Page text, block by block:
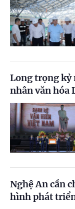
Long trọng kỷ
nhân văn hóa
Nghệ An cần
hình phát